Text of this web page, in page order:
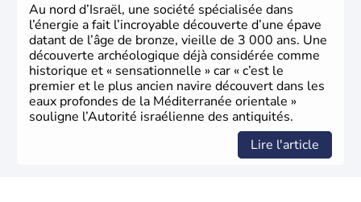
Au nord d’Israël, une société spécialisée dans
l’énergie a fait l’incroyable découverte d’une épave
datant de l’âge de bronze, vieille de 3 000 ans. Une
découverte archéologique déjà considérée comme
historique et « sensationnelle » car « c’est le
premier et le plus ancien navire découvert dans les
eaux profondes de la Méditerranée orientale »
souligne l’Autorité israélienne des antiquités.
Lire l'article